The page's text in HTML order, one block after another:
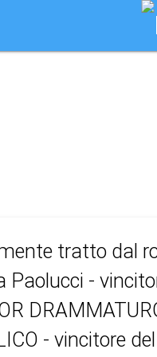
tratto dal
Paolucci -
- vincitore